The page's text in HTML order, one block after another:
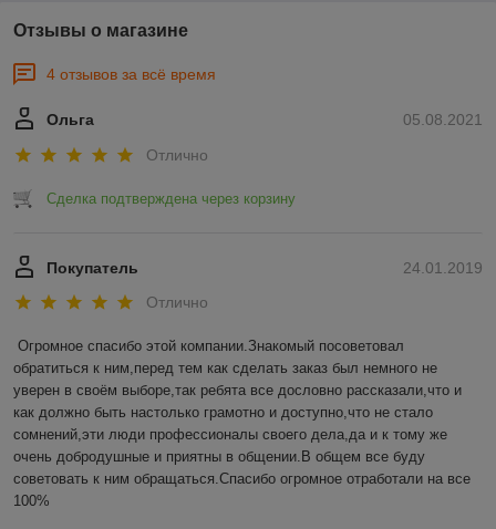
Отзывы о магазине
4 отзывов за всё время
05.08.2021
Ольга
Отлично
Сделка подтверждена через корзину
24.01.2019
Покупатель
Отлично
Огромное спасибо этой компании.Знакомый посоветовал
обратиться к ним,перед тем как сделать заказ был немного не
уверен в своём выборе,так ребята все дословно рассказали,что и
как должно быть настолько грамотно и доступно,что не стало
сомнений,эти люди профессионалы своего дела,да и к тому же
очень добродушные и приятны в общении.В общем все буду
советовать к ним обращаться.Спасибо огромное отработали на все
100%